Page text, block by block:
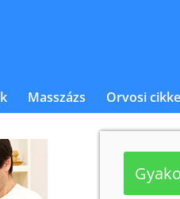
Masszázs Orvosi